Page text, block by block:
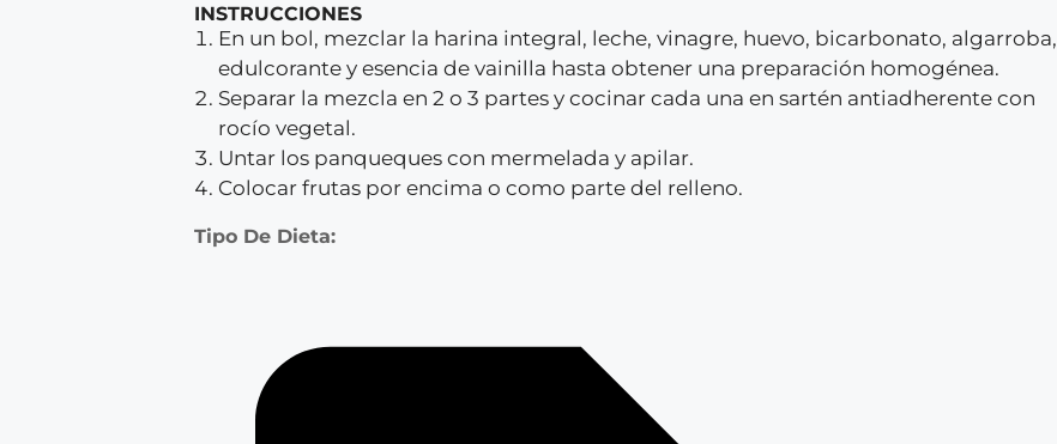
INSTRUCCIONES
En un bol, mezclar la harina integral, leche, vinagre, huevo, bicarbonato, algarroba,
edulcorante y esencia de vainilla hasta obtener una preparación homogénea.
Separar la mezcla en 2 o 3 partes y cocinar cada una en sartén antiadherente con
rocío vegetal.
Untar los panqueques con mermelada y apilar.
Colocar frutas por encima o como parte del relleno.
Tipo De Dieta: